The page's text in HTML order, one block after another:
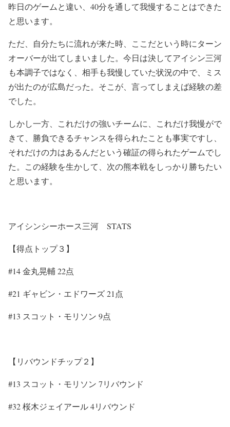
昨日のゲームと違い、40分を通して我慢することはできた
と思います。
ただ、自分たちに流れが来た時、ここだという時にターン
オーバーが出てしまいました。今日は決してアイシン三河
も本調子ではなく、相手も我慢していた状況の中で、ミス
が出たのが広島だった。そこが、言ってしまえば経験の差
でした。
しかし一方、これだけの強いチームに、これだけ我慢がで
きて、勝負できるチャンスを得られたことも事実ですし、
それだけの力はあるんだという確証の得られたゲームでし
た。この経験を生かして、次の熊本戦をしっかり勝ちたい
と思います。
アイシンシーホース三河 STATS
【得点トップ３】
#14 金丸晃輔 22点
#21 ギャビン・エドワーズ 21点
#13 スコット・モリソン 9点
【リバウンドチップ２】
#13 スコット・モリソン 7リバウンド
#32 桜木ジェイアール 4リバウンド